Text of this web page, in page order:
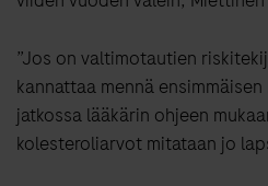
”Jos on valtimotautien
kannattaa mennä
jatkossa lääkärin ohjeen
kolesteroliarvot mitataan jo